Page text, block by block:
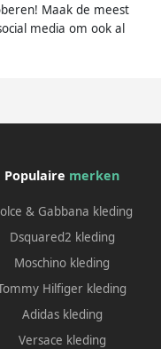
Maak de meest
media om ook al
Populaire merken
& Gabbana kleding
Dsquared2 kleding
Moschino kleding
Hilfiger kleding
Adidas kleding
Versace kleding